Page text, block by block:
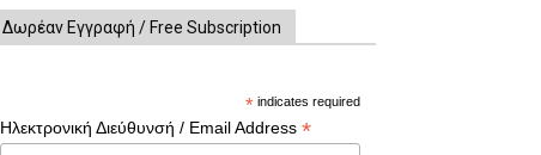
Δωρέαν Εγγραφή / Free Subscription
* indicates required
Ηλεκτρονική Διεύθυνσή / Email Address *